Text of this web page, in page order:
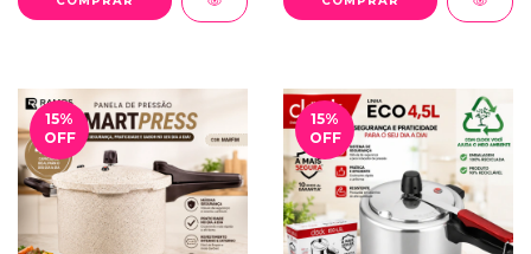
15%
OFF
15%
OFF